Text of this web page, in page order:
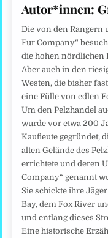
Autor*innen:
Die von den Rangern
Fur Company“
die hohen nördlichen
Aber auch in den
Westen, die bisher
eine Fülle von edlen
Um den Pelzhandel
wurde vor etwa 200
Kaufleute gegründet,
alten Gelände des
errichtete und deren
Company“ genannt
Sie schickte ihre
Bay, dem Fox River
und entlang dieses
Eine historische